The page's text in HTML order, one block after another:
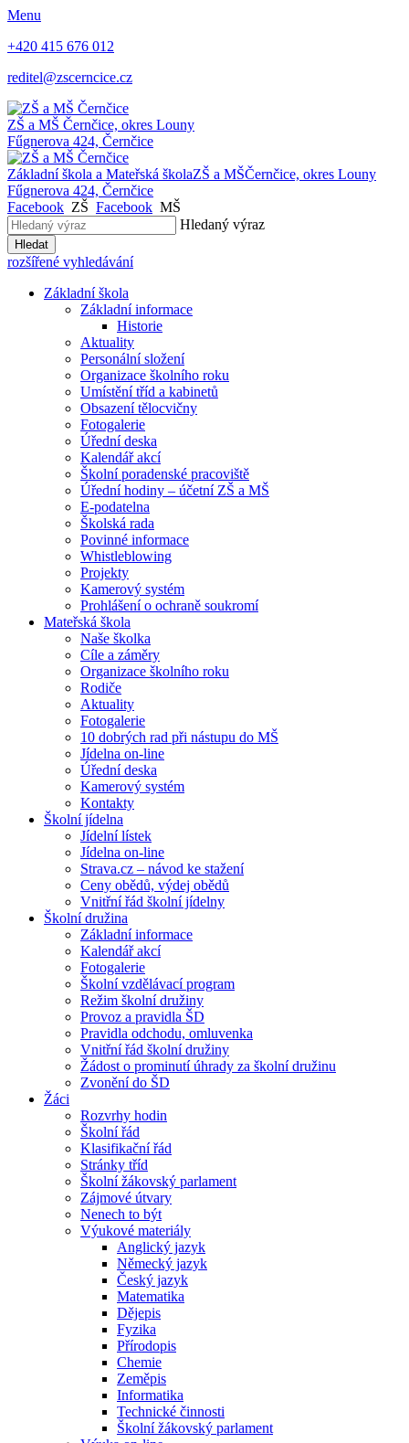
Menu
+420 415 676 012
reditel@zscerncice.cz
ZŠ a MŠ Černčice, okres Louny
Fűgnerova 424, Černčice
Základní škola a Mateřská školaZŠ a MŠČernčice, okres Louny
Fűgnerova 424, Černčice
Facebook ZŠ Facebook MŠ
Hledaný výraz
Hledat
rozšířené vyhledávání
Základní škola
Základní informace
Historie
Aktuality
Personální složení
Organizace školního roku
Umístění tříd a kabinetů
Obsazení tělocvičny
Fotogalerie
Úřední deska
Kalendář akcí
Školní poradenské pracoviště
Úřední hodiny – účetní ZŠ a MŠ
E-podatelna
Školská rada
Povinné informace
Whistleblowing
Projekty
Kamerový systém
Prohlášení o ochraně soukromí
Mateřská škola
Naše školka
Cíle a záměry
Organizace školního roku
Rodiče
Aktuality
Fotogalerie
10 dobrých rad při nástupu do MŠ
Jídelna on-line
Úřední deska
Kamerový systém
Kontakty
Školní jídelna
Jídelní lístek
Jídelna on-line
Strava.cz – návod ke stažení
Ceny obědů, výdej obědů
Vnitřní řád školní jídelny
Školní družina
Základní informace
Kalendář akcí
Fotogalerie
Školní vzdělávací program
Režim školní družiny
Provoz a pravidla ŠD
Pravidla odchodu, omluvenka
Vnitřní řád školní družiny
Žádost o prominutí úhrady za školní družinu
Zvonění do ŠD
Žáci
Rozvrhy hodin
Školní řád
Klasifikační řád
Stránky tříd
Školní žákovský parlament
Zájmové útvary
Nenech to být
Výukové materiály
Anglický jazyk
Německý jazyk
Český jazyk
Matematika
Dějepis
Fyzika
Přírodopis
Chemie
Zeměpis
Informatika
Technické činnosti
Školní žákovský parlament